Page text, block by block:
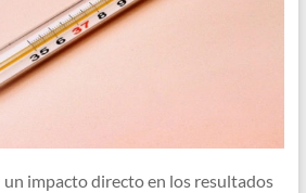
un impacto directo en los resultados